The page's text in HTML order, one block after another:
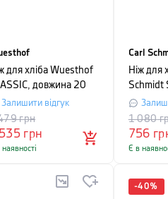
для хліба Wuesthof
довжина 20
в картонному
Залишити відгук
грн
грн
Carl
Ніж для
Schmidt
довжина
756
1 080
Є в
-40%